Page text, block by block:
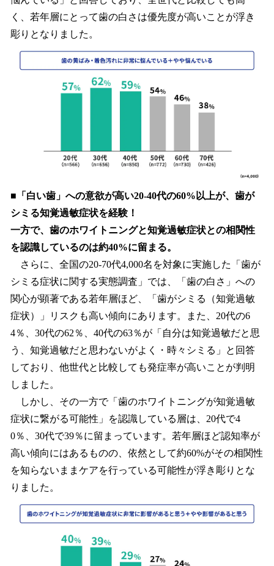
く、若年層にとって歯の白さは優先度が高いことが浮き
彫りとなりました。
■ 「白い歯」への意欲が高い20‐40代の60%以上が、歯が
シミる知覚過敏症状を経験！
一方で、歯のホワイトニングと知覚過敏症状との相関性
を認識しているのは約40%に留まる。
さらに、全国の20-70代4,000名を対象に実施した「歯が
シミる症状に関する実態調査」では、「歯の白さ」への
関心が顕著である若年層ほど、「歯がシミる（知覚過敏
症状）」リスクも高い傾向にあります。また、20代の6
4％、30代の62％、40代の63％が「自分は知覚過敏だと思
う、知覚過敏だと思わないがよく・時々シミる」と回答
しており、他世代と比較しても発症率が高いことが判明
しました。
しかし、その一方で「歯のホワイトニングが知覚過敏
症状に繋がる可能性」を認識している層は、20代で4
0％、30代で39％に留まっています。若年層ほど認知率が
高い傾向にはあるものの、依然として約60%がその相関性
を知らないままケアを行っている可能性が浮き彫りとな
りました。